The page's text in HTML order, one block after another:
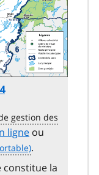
ligne ou
.
constitue la